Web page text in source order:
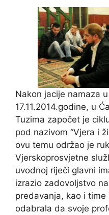
Nakon jacije namaza
17.11.2014.godine, u
Tuzima započet je
pod nazivom “Vjera i
ovu temu održao je
Vjerskoprosvjetne
uvodnoj riječi glavni
izrazio zadovoljstvo
predavanja, kao i
odabrala da svoje